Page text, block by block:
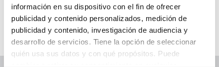
información en su dispositivo con el fin de ofrecer
publicidad y contenido personalizados, medición de
publicidad y contenido, investigación de audiencia y
desarrollo de servicios. Tiene la opción de seleccionar
quién usa sus datos y con qué propósitos. Puede
cambiar o retirar su consentimiento en cualquier
Página5de5